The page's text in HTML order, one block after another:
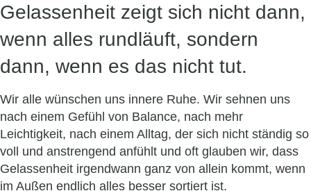
Gelassenheit zeigt sich nicht dann,
wenn alles rundläuft, sondern
dann, wenn es das nicht tut.
Wir alle wünschen uns innere Ruhe. Wir sehnen uns
nach einem Gefühl von Balance, nach mehr
Leichtigkeit, nach einem Alltag, der sich nicht ständig so
voll und anstrengend anfühlt und oft glauben wir, dass
Gelassenheit irgendwann ganz von allein kommt, wenn
im Außen endlich alles besser sortiert ist.